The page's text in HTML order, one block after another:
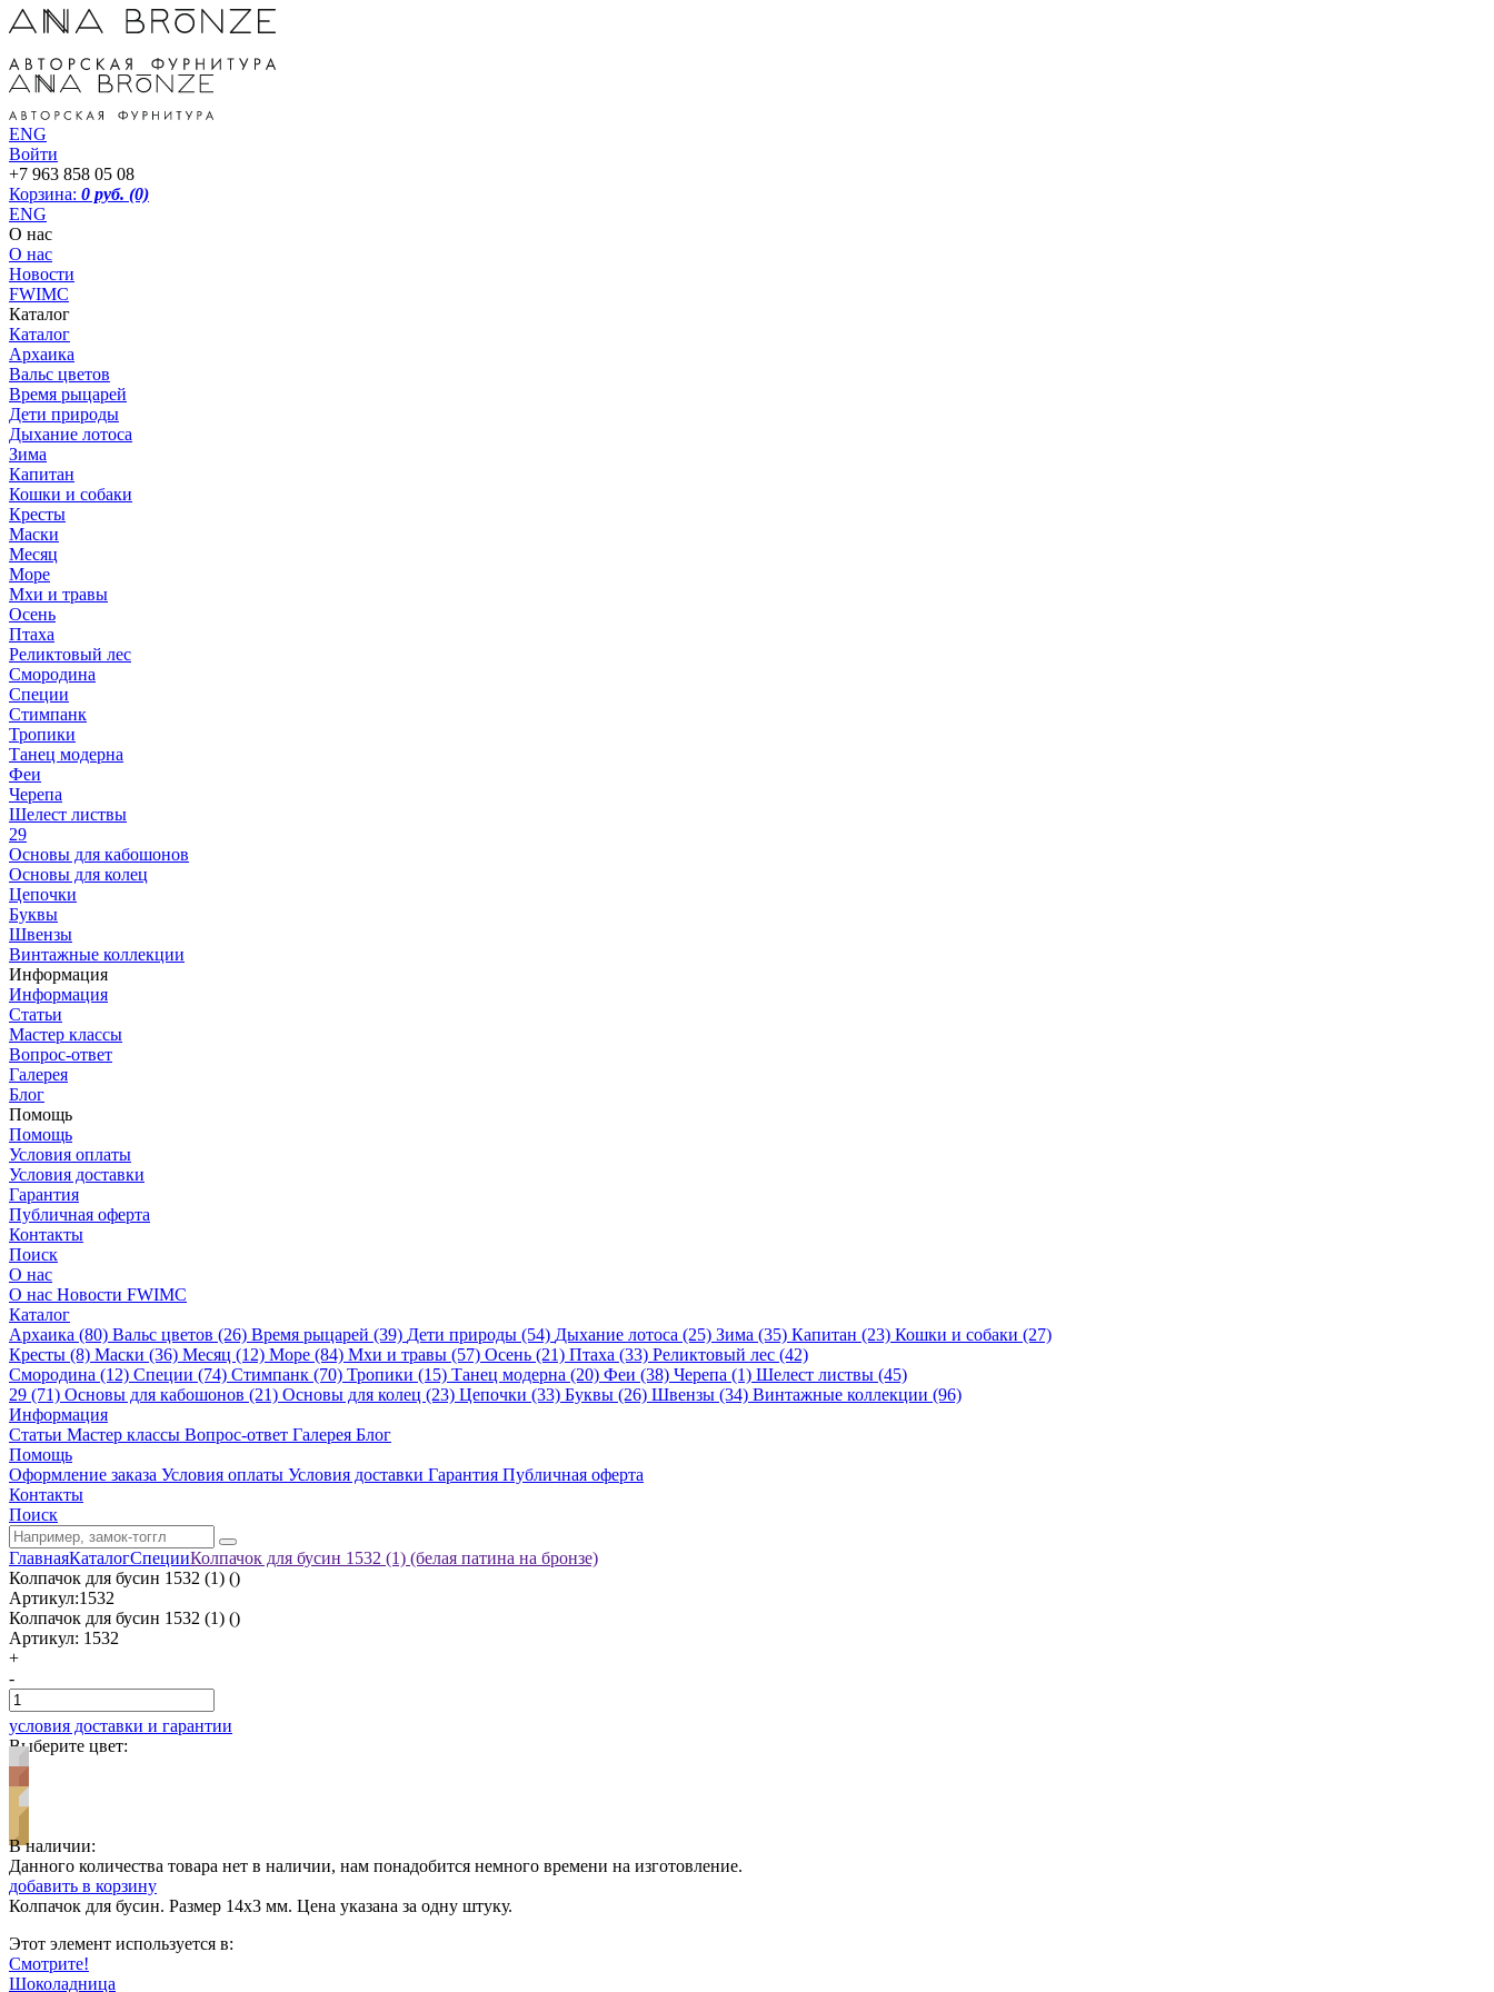
ENG
Войти
+7 963 858 05 08
Корзина: 0 руб. (0)
ENG
О нас
О нас
Новости
FWIMC
Каталог
Каталог
Архаика
Вальс цветов
Время рыцарей
Дети природы
Дыхание лотоса
Зима
Капитан
Кошки и собаки
Кресты
Маски
Месяц
Море
Мхи и травы
Осень
Птаха
Реликтовый лес
Смородина
Специи
Стимпанк
Тропики
Танец модерна
Феи
Черепа
Шелест листвы
29
Основы для кабошонов
Основы для колец
Цепочки
Буквы
Швензы
Винтажные коллекции
Информация
Информация
Статьи
Мастер классы
Вопрос-ответ
Галерея
Блог
Помощь
Помощь
Условия оплаты
Условия доставки
Гарантия
Публичная оферта
Контакты
Поиск
О нас
О нас Новости FWIMC
Каталог
Архаика (80) Вальс цветов (26) Время рыцарей (39) Дети природы (54) Дыхание лотоса (25) Зима (35) Капитан (23) Кошки и собаки (27)
Кресты (8) Маски (36) Месяц (12) Море (84) Мхи и травы (57) Осень (21) Птаха (33) Реликтовый лес (42)
Смородина (12) Специи (74) Стимпанк (70) Тропики (15) Танец модерна (20) Феи (38) Черепа (1) Шелест листвы (45)
29 (71) Основы для кабошонов (21) Основы для колец (23) Цепочки (33) Буквы (26) Швензы (34) Винтажные коллекции (96)
Информация
Статьи Мастер классы Вопрос-ответ Галерея Блог
Помощь
Оформление заказа Условия оплаты Условия доставки Гарантия Публичная оферта
Контакты
Поиск
ГлавнаяКаталогСпецииКолпачок для бусин 1532 (1) (белая патина на бронзе)
Колпачок для бусин 1532 (1) ()
Артикул:1532
Колпачок для бусин 1532 (1) ()
Артикул: 1532
+
-
условия доставки и гарантии
Выберите цвет:
В наличии:
Данного количества товара нет в наличии, нам понадобится немного времени на изготовление.
добавить в корзину
Колпачок для бусин. Размер 14х3 мм. Цена указана за одну штуку.
Этот элемент используется в:
Смотрите!
Шоколадница